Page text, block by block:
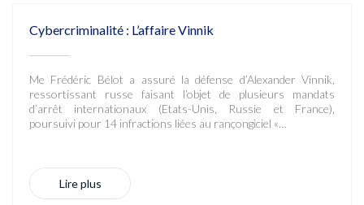
Cybercriminalité : L’affaire Vinnik
Me Frédéric Bélot a assuré la défense d’Alexander Vinnik,
ressortissant russe faisant l’objet de plusieurs mandats
d’arrêt internationaux (Etats-Unis, Russie et France),
poursuivi pour 14 infractions liées au rançongiciel «…
Lire plus